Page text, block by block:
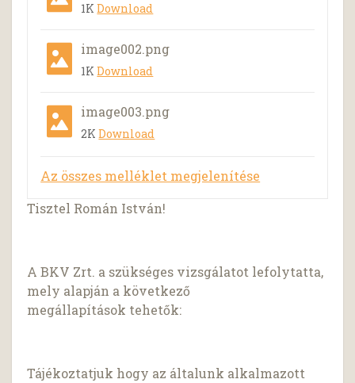
1KDownload
image002.png
1KDownload
image003.png
2KDownload
Az összes melléklet megjelenítése
Tisztel Román István!
A BKV Zrt. a szükséges vizsgálatot lefolytatta,
mely alapján a következő
megállapítások tehetők:
Tájékoztatjuk hogy az általunk alkalmazott